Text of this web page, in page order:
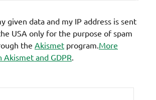
given data and my IP address is sent
USA only for the purpose of spam
the Akismet program. More
and GDPR